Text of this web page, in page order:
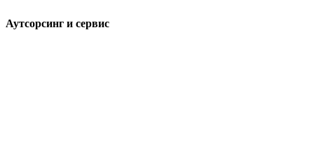
Аутсорсинг и сервис